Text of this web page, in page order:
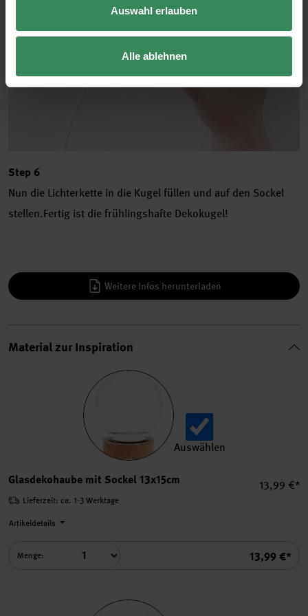
Auswahl erlauben
Alle ablehnen
Step 6
Nun die Lichterkette in die Kugel füllen und auf den Sockel
stellen.Fertig ist die frühlingshafte Dekokugel!
Weitere Infos herunterladen
Material zur Inspiration
Auswählen
Glasdekohaube mit Sockel 13x15cm
13,99 €*
Summe
13,99 €*
Lieferzeit: ca. 1-3 Werktage
Artikeldetails
Menge: